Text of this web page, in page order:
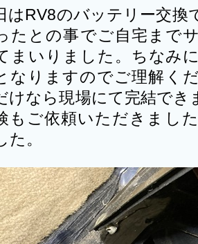
はRV8のバッテリー交換
たとの事でご自宅まで
まいりました。ちなみ
なりますのでご理解く
けなら現場にて完結でき
もご依頼いただきまし
た。